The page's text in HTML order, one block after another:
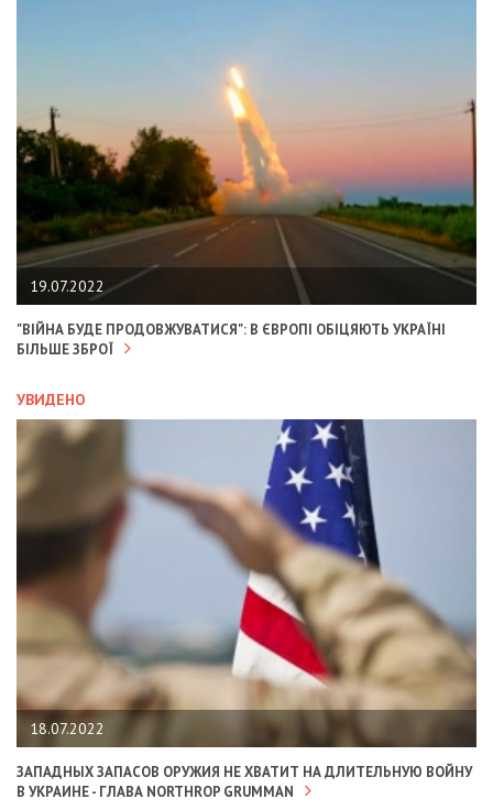
19.07.2022
"ВІЙНА БУДЕ ПРОДОВЖУВАТИСЯ": В ЄВРОПІ ОБІЦЯЮТЬ УКРАЇНІ
БІЛЬШЕ ЗБРОЇ
УВИДЕНО
18.07.2022
ЗАПАДНЫХ ЗАПАСОВ ОРУЖИЯ НЕ ХВАТИТ НА ДЛИТЕЛЬНУЮ ВОЙНУ
В УКРАИНЕ - ГЛАВА NORTHROP GRUMMAN